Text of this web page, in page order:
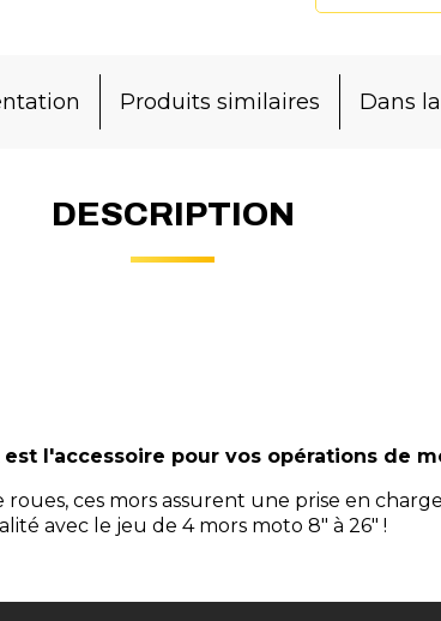
Produits similaires Dans
DESCRIPTION
l'accessoire pour vos opérations de
ces mors assurent une prise en
avec le jeu de 4 mors moto 8" à 26" !